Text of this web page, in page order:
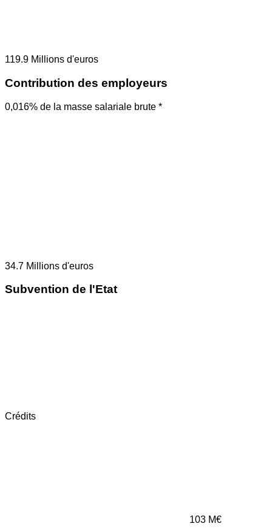
119.9 Millions d'euros
Contribution des employeurs
0,016% de la masse salariale brute *
34.7 Millions d'euros
Subvention de l'Etat
Crédits
103 M€